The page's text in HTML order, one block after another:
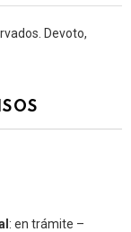
Devoto,
: en trámite –